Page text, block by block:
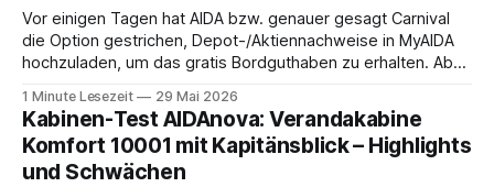
Vor einigen Tagen hat AIDA bzw. genauer gesagt Carnival
die Option gestrichen, Depot-/Aktiennachweise in MyAIDA
hochzuladen, um das gratis Bordguthaben zu erhalten. Ab
werden, um das Bordguthaben zu erhalten. Bereits vor
einiger Zeit wurde zudem die Möglichkeit gestrichen, das
Bordguthaben per
1 Minute Lesezeit 29 Mai 2026
Kabinen-Test AIDAnova: Verandakabine
Komfort 10001 mit Kapitänsblick – Highlights
und Schwächen